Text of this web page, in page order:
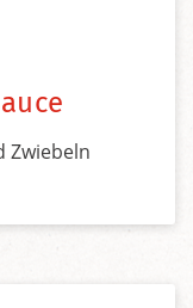
Zwiebeln